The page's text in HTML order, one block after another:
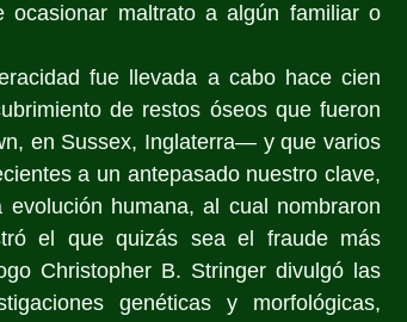
ocasionar maltrato a algún familiar o
fue llevada a cabo hace cien
de restos óseos que fueron
en Sussex, Inglaterra— y que varios
a un antepasado nuestro clave,
humana, al cual nombraron
el que quizás sea el fraude más
Christopher B. Stringer divulgó las
genéticas y morfológicas,